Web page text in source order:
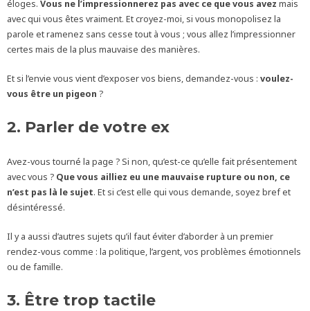
éloges. Vous ne l’impressionnerez pas avec ce que vous avez mais
avec qui vous êtes vraiment. Et croyez-moi, si vous monopolisez la
parole et ramenez sans cesse tout à vous ; vous allez l’impressionner
certes mais de la plus mauvaise des manières.
Et si l’envie vous vient d’exposer vos biens, demandez-vous : voulez-
vous être un pigeon ?
2. Parler de votre ex
Avez-vous tourné la page ? Si non, qu’est-ce qu’elle fait présentement
avec vous ? Que vous ailliez eu une mauvaise rupture ou non, ce
n’est pas là le sujet. Et si c’est elle qui vous demande, soyez bref et
désintéressé.
Il y a aussi d’autres sujets qu’il faut éviter d’aborder à un premier
rendez-vous comme : la politique, l’argent, vos problèmes émotionnels
ou de famille.
3. Être trop tactile